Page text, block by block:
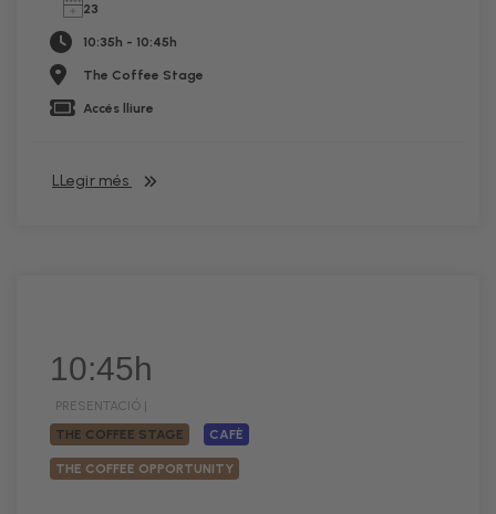
23
10:35h - 10:45h
The Coffee Stage
Accés lliure
LLegir més
10:45h
PRESENTACIÓ |
THE COFFEE STAGE
CAFÈ
THE COFFEE OPPORTUNITY